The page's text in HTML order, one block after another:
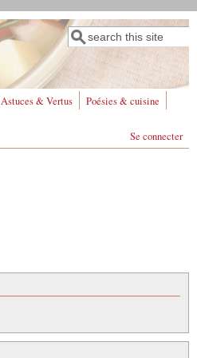
Formulaire de
recherche
Rechercher
Astuces & Vertus
Poésies & cuisine
Se connecter